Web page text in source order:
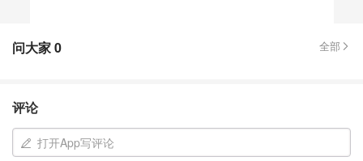
问大家0 全部
评论
打开App写评论